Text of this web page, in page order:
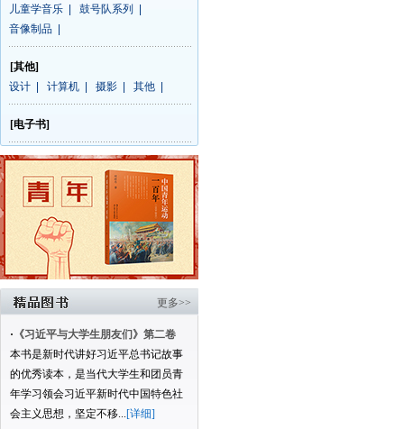
儿童学音乐
鼓号队系列
音像制品
[其他]
设计
计算机 摄影 其他
[电子书]
更多>>
· 《习近平与大学生朋友们》第二卷
本书是新时代讲好习近平总书记故事
的优秀读本，是当代大学生和团员青
年学习领会习近平新时代中国特色社
会主义思想，坚定不移...[详细]